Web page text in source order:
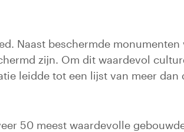
Naast beschermde
zijn. Om dit waardevol
leidde tot een lijst van meer
50 meest waardevolle